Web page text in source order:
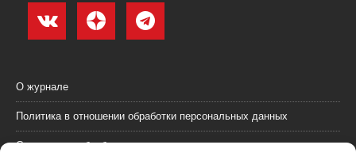
О журнале
Политика в отношении обработки персональных данных
Согласие на обработку персональных данных